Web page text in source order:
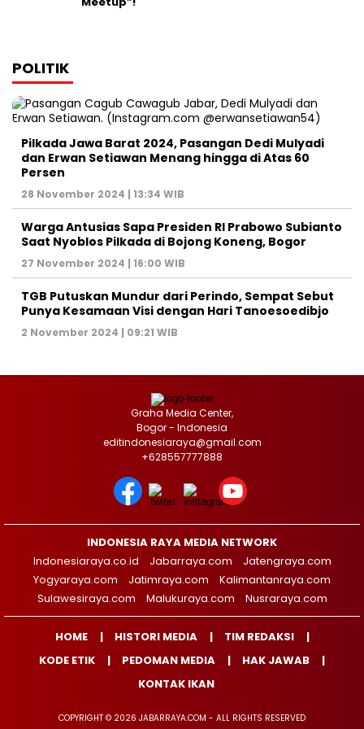
POLITIK
Pilkada Jawa Barat 2024, Pasangan Dedi Mulyadi
dan Erwan Setiawan Menang hingga di Atas 60
Persen
28 November 2024 | 13:34 WIB
Warga Antusias Sapa Presiden RI Prabowo Subianto
Saat Nyoblos Pilkada di Bojong Koneng, Bogor
27 November 2024 | 16:00 WIB
TGB Putuskan Mundur dari Perindo, Sempat Sebut
Punya Kesamaan Visi dengan Hari Tanoesoedibjo
2 November 2024 | 09:21 WIB
Graha Media Center,
Bogor - Indonesia
editindonesiaraya@gmail.com
+628557777888
INDONESIA RAYA MEDIA NETWORK
Indonesiaraya.co.id
Jabarraya.com
Jatengraya.com
Yogyaraya.com
Jatimraya.com
Kalimantanraya.com
Sulawesiraya.com
Malukuraya.com Nusraraya.com
HOME HISTORI MEDIA
TIM REDAKSI
KODE ETIK
PEDOMAN MEDIA
HAK JAWAB
KONTAK IKAN
COPYRIGHT © 2026 JABARRAYA.COM - ALL RIGHTS RESERVED